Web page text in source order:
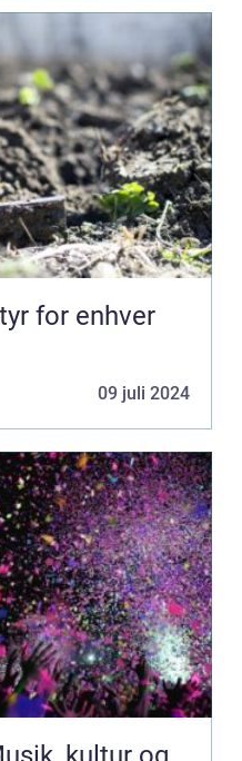
for enhver
09 juli 2024